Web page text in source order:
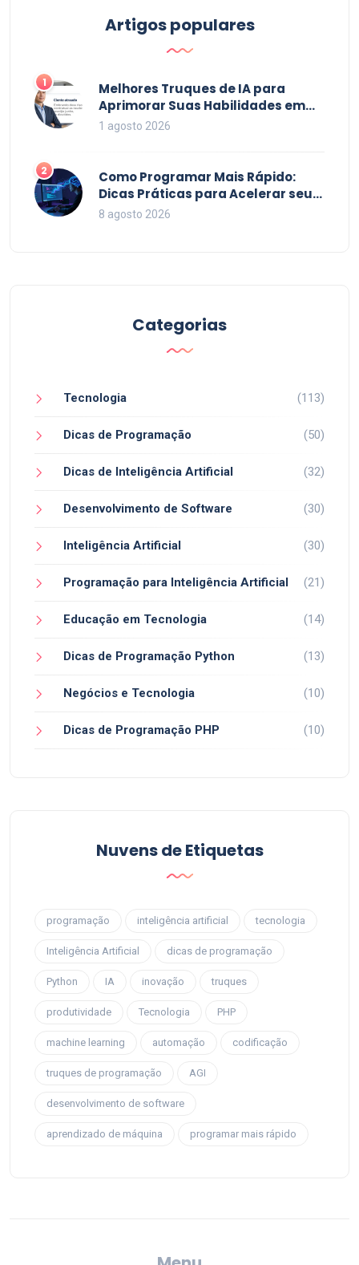
Artigos populares
1
Melhores Truques de IA para
Aprimorar Suas Habilidades em
2026
1 agosto 2026
2
Como Programar Mais Rápido:
Dicas Práticas para Acelerar seu
Código em 2026
8 agosto 2026
Categorias
Tecnologia (113)
Dicas de Programação (50)
Dicas de Inteligência Artificial (32)
Desenvolvimento de Software (30)
Inteligência Artificial (30)
Programação para Inteligência Artificial (21)
Educação em Tecnologia (14)
Dicas de Programação Python (13)
Negócios e Tecnologia (10)
Dicas de Programação PHP (10)
Nuvens de Etiquetas
programação inteligência artificial tecnologia
Inteligência Artificial dicas de programação
Python IA inovação truques
produtividade Tecnologia PHP
machine learning automação codificação
truques de programação AGI
desenvolvimento de software
aprendizado de máquina programar mais rápido